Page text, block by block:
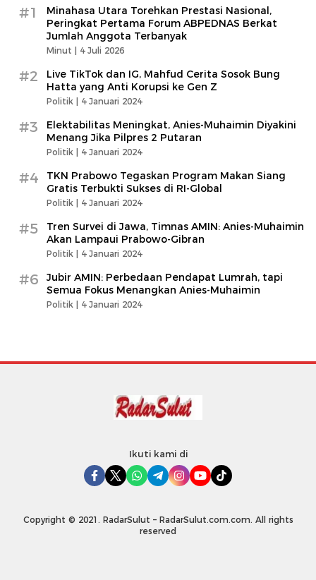
#1
Minahasa Utara Torehkan Prestasi Nasional,
Peringkat Pertama Forum ABPEDNAS Berkat
Jumlah Anggota Terbanyak
Minut | 4 Juli 2026
#2
Live TikTok dan IG, Mahfud Cerita Sosok Bung
Hatta yang Anti Korupsi ke Gen Z
Politik | 4 Januari 2024
#3
Elektabilitas Meningkat, Anies-Muhaimin Diyakini
Menang Jika Pilpres 2 Putaran
Politik | 4 Januari 2024
#4
TKN Prabowo Tegaskan Program Makan Siang
Gratis Terbukti Sukses di RI-Global
Politik | 4 Januari 2024
#5
Tren Survei di Jawa, Timnas AMIN: Anies-Muhaimin
Akan Lampaui Prabowo-Gibran
Politik | 4 Januari 2024
#6
Jubir AMIN: Perbedaan Pendapat Lumrah, tapi
Semua Fokus Menangkan Anies-Muhaimin
Politik | 4 Januari 2024
Ikuti kami di
Copyright © 2021. RadarSulut – RadarSulut.com.com. All rights
reserved